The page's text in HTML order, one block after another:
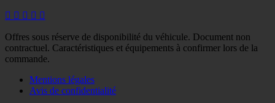
Facebook
Googleplus
E- Instagram
Offres sous réserve de disponibilité du véhicule. Document non
contractuel. Caractéristiques et équipements à confirmer lors de la
commande.
Mentions légales
Avis de confidentialité